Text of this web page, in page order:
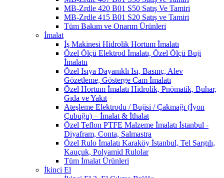
MB-Zrdle 420 B01 S50 Satış Ve Tamiri
MB-Zrdle 415 B01 S20 Satış ve Tamiri
Tüm Bakım ve Onarım Ürünleri
İmalat
İş Makinesi Hidrolik Hortum İmalatı
Özel Ölçü Elektrod İmalatı, Özel Ölçü Buji
İmalatıı
Özel Isıya Dayanıklı Isı, Basınç, Alev
Gözetleme, Gösterge Cam İmalatı
Özel Hortum İmalatı Hidrolik, Pnömatik, Buhar,
Gıda ve Yakıt
Ateşleme Elektrodu / Bujisi / Çakmağı (İyon
Çubuğu) – İmalat & İthalat
Özel Teflon PTFE Malzeme İmalatı İstanbul -
Diyafram, Conta, Salmastra
Özel Rulo İmalatı Karaköy İstanbul, Tel Sargılı,
Kauçuk, Polyamid Rulolar
Tüm İmalat Ürünleri
İkinci El